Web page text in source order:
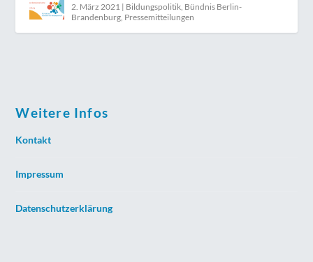
2. März 2021 | Bildungspolitik Bündnis Berlin-
Brandenburg Pressemitteilungen
Weitere Infos
Kontakt
Impressum
Datenschutzerklärung